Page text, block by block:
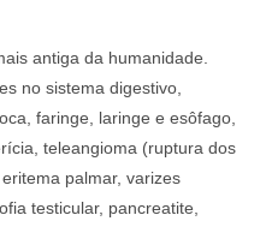
antiga da humanidade.
no sistema digestivo,
faringe, laringe e esôfago,
teleangioma (ruptura dos
palmar, varizes
testicular, pancreatite,